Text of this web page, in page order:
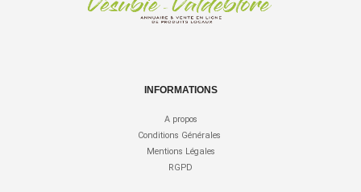
INFORMATIONS
A propos
Conditions Générales
Mentions Légales
RGPD